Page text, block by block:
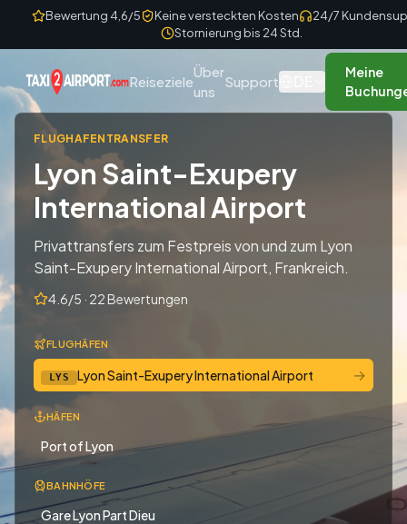
Skip to content
Bewertung 4,6/5 Keine versteckten Kosten
24/7
Stornierung bis 24 Std.
Reiseziele
Über
uns
Support
Meine
FLUGHAFENTRANSFER
Lyon Saint-Exupery
International Airport
Privattransfers zum Festpreis von und zum Lyon
Saint-Exupery International Airport, Frankreich.
4.6/5 · 22 Bewertungen
FLUGHÄFEN
LYS Lyon Saint-Exupery International Airport →
HÄFEN
Port of Lyon
BAHNHÖFE
Gare Lyon Part Dieu